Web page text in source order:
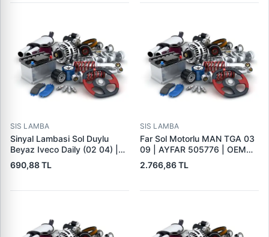
SIS LAMBA
Sinyal Lambasi Sol Duylu
Beyaz Iveco Daily (02 04) |
MARS 520714 | OEM
500320426
690,88 TL
SIS LAMBA
Far Sol Motorlu MAN TGA 03
09 | AYFAR 505776 | OEM
81251016357 81251016421
81251016427 81251016457
2.766,86 TL